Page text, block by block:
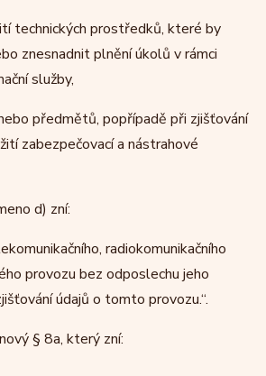
technických prostředků, které by
znesnadnit plnění úkolů v rámci
služby,
předmětů, popřípadě při zjišťování
zabezpečovací a nástrahové
d) zní:
radiokomunikačního
provozu bez odposlechu jeho
údajů o tomto provozu.“.
§ 8a, který zní: